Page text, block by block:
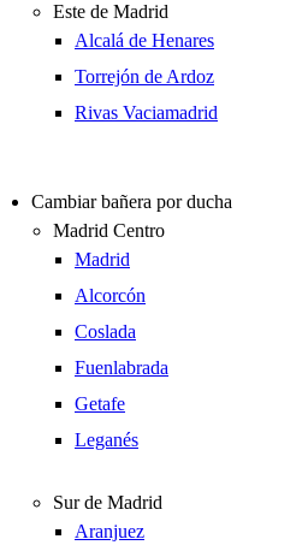
Este de Madrid
Alcalá de Henares
Torrejón de Ardoz
Rivas Vaciamadrid
Cambiar bañera por ducha
Madrid Centro
Madrid
Alcorcón
Coslada
Fuenlabrada
Getafe
Leganés
Sur de Madrid
Aranjuez